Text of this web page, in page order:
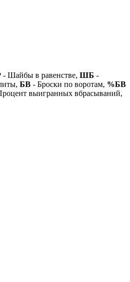
- Шайбы в равенстве, ШБ -
БВ - Броски по воротам, %БВ
выигранных вбрасываний,